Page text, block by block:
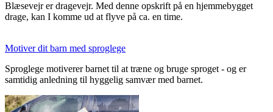
Blæsevejr er dragevejr. Med denne opskrift på en hjemmebygget
drage, kan I komme ud at flyve på ca. en time.
Motiver dit barn med sproglege
Sproglege motiverer barnet til at træne og bruge sproget - og er
samtidig anledning til hyggelig samvær med barnet.